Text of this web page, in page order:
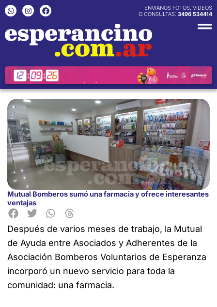
contenido
W
h
t
s
a
I
n
t
a
g
m
F
a
e
b
ENVIANOS FOTOS, VIDEOS
O CONSULTAS: 3496 534414
Mutual Bomberos sumó una farmacia y ofrece interesantes
ventajas
Después de varios meses de trabajo, la Mutual
de Ayuda entre Asociados y Adherentes de la
Asociación Bomberos Voluntarios de Esperanza
incorporó un nuevo servicio para toda la
comunidad: una farmacia.